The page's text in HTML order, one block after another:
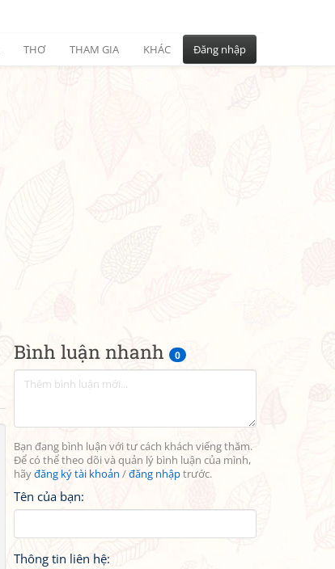
THƠ THAM GIA KHÁC Đăng nhập
Bình luận nhanh 0
Bạn đang bình luận với tư cách khách viếng thăm.
Để có thể theo dõi và quản lý bình luận của mình,
hãyđăng ký tài khoản /đăng nhậptrước.
Tên của bạn:
Thông tin liên hệ: